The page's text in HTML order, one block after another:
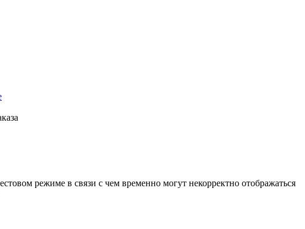
режиме в связи с чем временно могут некорректно отображаться